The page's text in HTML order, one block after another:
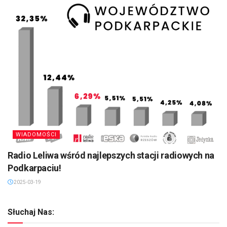
WIADOMOŚCI
Radio Leliwa wśród najlepszych stacji radiowych na
Podkarpaciu!
2025-03-19
Słuchaj Nas: